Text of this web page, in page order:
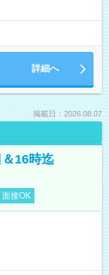
詳細へ
掲載日：2026.08.07
16時迄
面接OK